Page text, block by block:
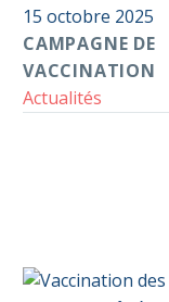
15 octobre 2025
CAMPAGNE DE
VACCINATION
Actualités